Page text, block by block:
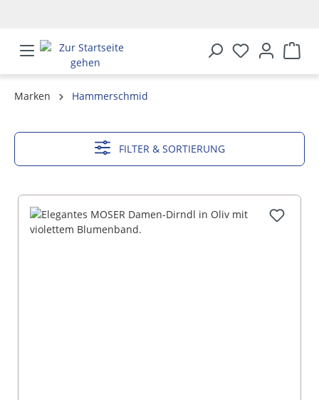
Marken HammerschmidMEHR ANZEIGEN
FILTER & SORTIERUNG